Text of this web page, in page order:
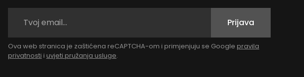
Prijava
Ova web stranica je zaštićena reCAPTCHA-om i primjenjuju se Google pravila
privatnosti i uvjeti pružanja usluge.